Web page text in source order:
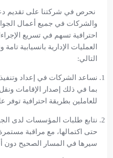
نحرص في شركتنا على تقديم
والشركات في جميع أعمال
احترافية تسهم في تسريع
العمليات الإدارية بانسيابية
التالي:
نساعد الشركات في إعداد
بما في ذلك إصدار الإقامات
للعاملين بطريقة احترافية توفر
نتابع طلبات المؤسسات لدى
حتى اكتمالها، مع مراقبة
سيرها في المسار الصحيح دون